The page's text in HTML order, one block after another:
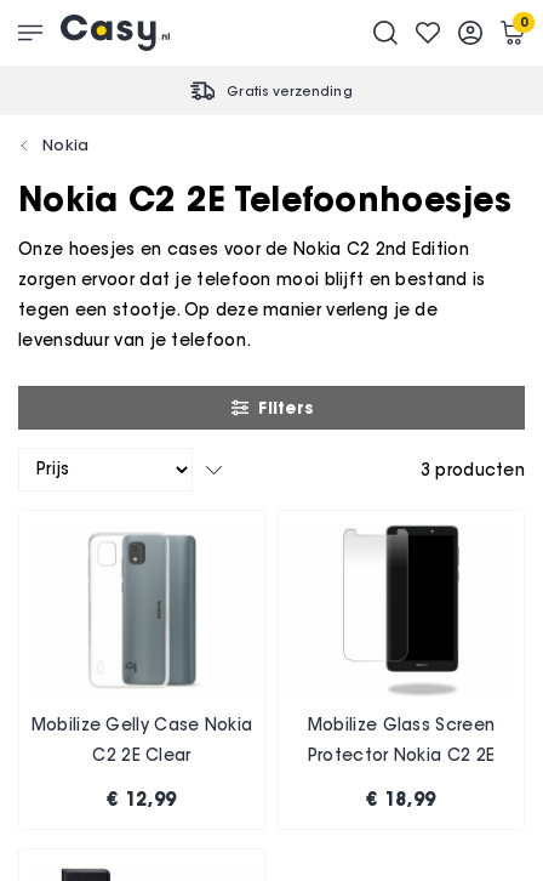
Gratis verzending
0
Nokia
Nokia C2 2E Telefoonhoesjes
Onze hoesjes en cases voor de Nokia C2 2nd Edition
zorgen ervoor dat je telefoon mooi blijft en bestand is
tegen een stootje. Op deze manier verleng je de
levensduur van je telefoon.
Filters
3 producten
Mobilize Gelly Case Nokia
C2 2E Clear
€ 12,99
Mobilize Glass Screen
Protector Nokia C2 2E
€ 18,99